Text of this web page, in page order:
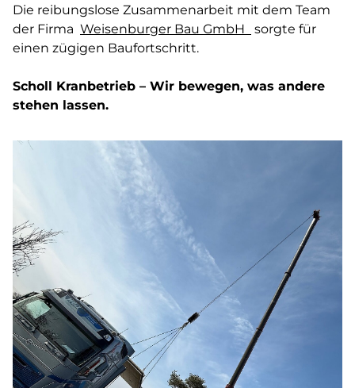
Die reibungslose Zusammenarbeit mit dem Team
der Firma Weisenburger Bau GmbH
sorgte für
einen zügigen Baufortschritt.
Scholl Kranbetrieb – Wir bewegen, was andere
stehen lassen.